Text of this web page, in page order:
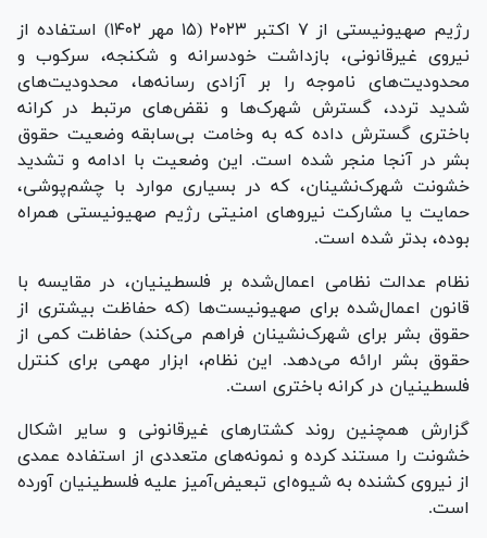
رژیم صهیونیستی از ۷ اکتبر ۲۰۲۳ (۱۵ مهر ۱۴۰۲) استفاده از
نیروی غیرقانونی، بازداشت خودسرانه و شکنجه، سرکوب و
محدودیت‌های ناموجه را بر آزادی رسانه‌ها، محدودیت‌های
شدید تردد، گسترش شهرک‌ها و نقض‌های مرتبط در کرانه
باختری گسترش داده که به وخامت بی‌سابقه وضعیت حقوق
بشر در آنجا منجر شده است. این وضعیت با ادامه و تشدید
خشونت شهرک‌نشینان، که در بسیاری موارد با چشم‌پوشی،
حمایت یا مشارکت نیرو‌های امنیتی رژیم صهیونیستی همراه
بوده، بدتر شده است.
نظام عدالت نظامی اعمال‌شده بر فلسطینیان، در مقایسه با
قانون اعمال‌شده برای صهیونیست‌ها (که حفاظت بیشتری از
حقوق بشر برای شهرک‌نشینان فراهم می‌کند) حفاظت کمی از
حقوق بشر ارائه می‌دهد. این نظام، ابزار مهمی برای کنترل
فلسطینیان در کرانه باختری است.
گزارش همچنین روند کشتار‌های غیرقانونی و سایر اشکال
خشونت را مستند کرده و نمونه‌های متعددی از استفاده عمدی
از نیروی کشنده به شیوه‌ای تبعیض‌آمیز علیه فلسطینیان آورده
است.